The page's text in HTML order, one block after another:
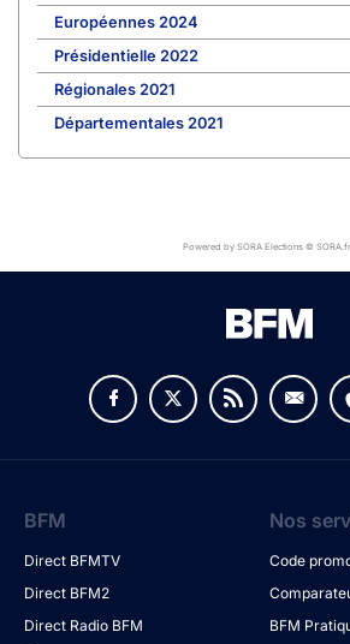
Européennes 2024
Présidentielle 2022
Régionales 2021
Départementales 2021
Powered by SORA Elections © SORA.fr
BFM
Direct BFMTV
Direct BFM2
Direct Radio BFM
Nos
Code
BFM